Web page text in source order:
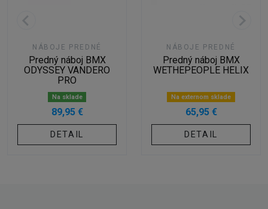
NÁBOJE PREDNÉ
Predný náboj BMX
ODYSSEY VANDERO
PRO
Na sklade
89,95 €
DETAIL
NÁBOJE PREDNÉ
Predný náboj BMX
WETHEPEOPLE HELIX
Na externom sklade
65,95 €
DETAIL